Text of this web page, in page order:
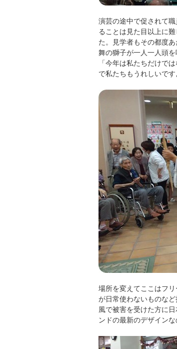
演芸の途中で促されて
ることは見た目以上に
た。見学者もその都度
舞の獅子が一人一人頭
「今年は私たちだけで
で私たちもうれしいで
場所を変えてここはフ
が日常使わないものな
風で被害を受けた方に
ンドの最新のデザイン